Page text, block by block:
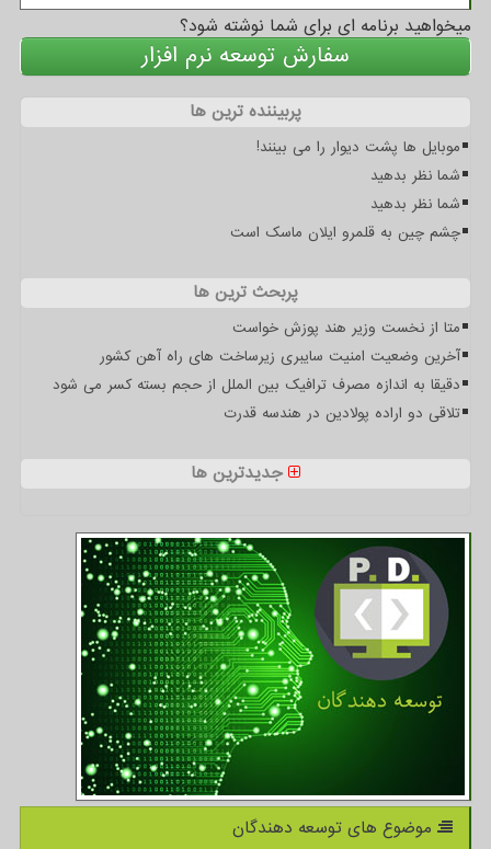
میخواهید برنامه ای برای شما نوشته شود؟
سفارش توسعه نرم افزار
پربیننده ترین ها
موبایل ها پشت دیوار را می بینند!
شما نظر بدهید
شما نظر بدهید
چشم چین به قلمرو ایلان ماسک است
پربحث ترین ها
متا از نخست وزیر هند پوزش خواست
آخرین وضعیت امنیت سایبری زیرساخت های راه آهن کشور
دقیقا به اندازه مصرف ترافیک بین الملل از حجم بسته کسر می شود
تلاقی دو اراده پولادین در هندسه قدرت
جدیدترین ها
موضوع های توسعه دهندگان